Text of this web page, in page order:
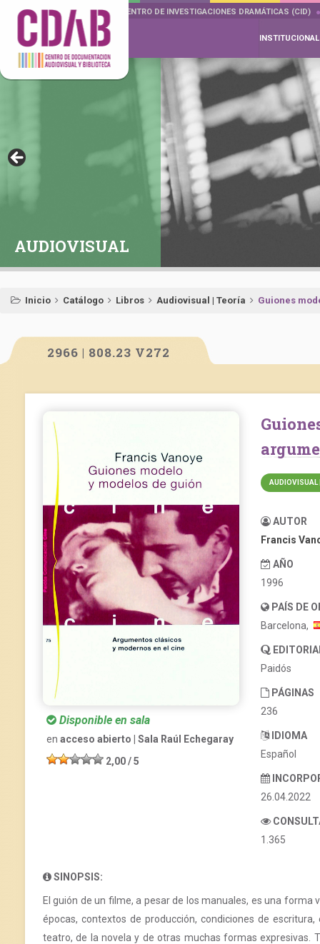
DOCUMENTA DRAMÁTICAS CENTRO DE INVESTIGACIONES DRAMÁTICAS (CID)
INSTITUCIONAL
AUDIOVISUAL
Inicio Catálogo Libros Audiovisual | Teoría Guiones
2966 | 808.23 V272
Disponible en sala
en acceso abierto | Sala Raúl Echegaray
2,00 / 5
Guiones modelo y modelos de guión:
AUDIOVISUAL
AUTOR
Francis
AÑO
1996
PAÍS DE
Barcelona,
Paidós
PÁGINAS
236
IDIOMA
Español
26.04.2022
1.365
SINOPSIS:
El guión de un filme, a pesar de los manuales, es una
épocas, contextos de producción, condiciones de
teatro, de la novela y de otras muchas formas expresivas.